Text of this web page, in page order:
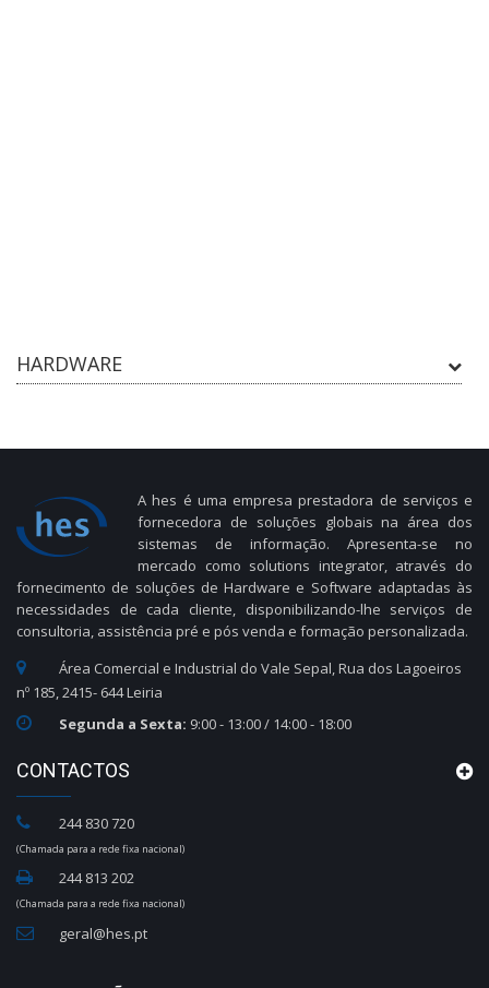
HARDWARE
A hes é uma empresa prestadora de serviços e
fornecedora de soluções globais na área dos
sistemas de informação. Apresenta-se no
mercado como solutions integrator, através do
fornecimento de soluções de Hardware e Software adaptadas às
necessidades de cada cliente, disponibilizando-lhe serviços de
consultoria, assistência pré e pós venda e formação personalizada.
Área Comercial e Industrial do Vale Sepal, Rua dos Lagoeiros
nº 185, 2415- 644 Leiria
Segunda a Sexta: 9:00 - 13:00 / 14:00 - 18:00
CONTACTOS
244 830 720
(Chamada para a rede fixa nacional)
244 813 202
(Chamada para a rede fixa nacional)
geral@hes.pt